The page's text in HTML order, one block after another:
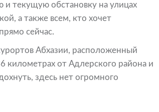
текущую обстановку на улицах
а также всем, кто хочет
сейчас.
Абхазии, расположенный
километрах от Адлерского района и
здесь нет огромного